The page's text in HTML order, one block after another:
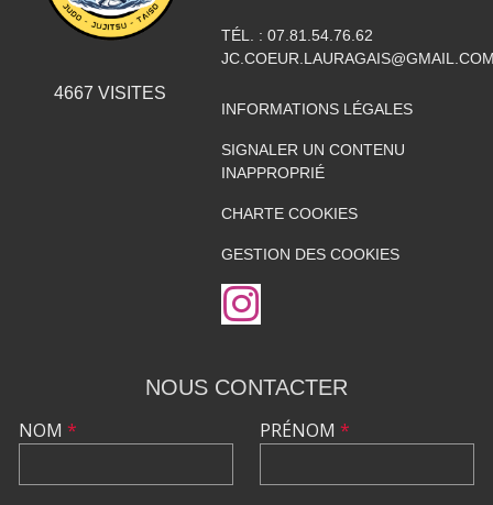
4667 VISITES
TÉL. : 07.81.54.76.62
INFORMATIONS LÉGALES
SIGNALER UN CONTENU
INAPPROPRIÉ
CHARTE COOKIES
GESTION DES COOKIES
NOUS CONTACTER
NOM * PRÉNOM *